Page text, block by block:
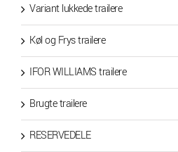
Variant lukkede trailere
Køl og Frys trailere
IFOR WILLIAMS trailere
Brugte trailere
RESERVEDELE